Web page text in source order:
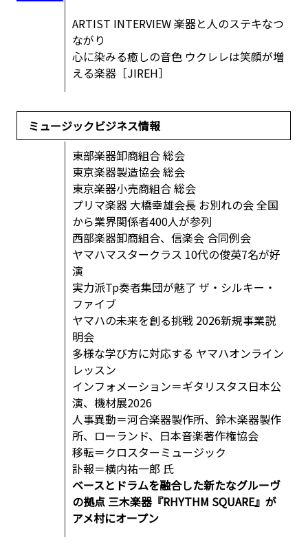
ARTIST INTERVIEW 楽器と人のステキなつ
ながり
心に染みる癒しの音色 ウクレレは笑顔が増
える楽器［JIREH］
ミュージックビジネス情報
東部楽器卸商組合 総会
東京楽器製造協会 総会
東京楽器小売商組合 総会
プリマ楽器 大橋幸雄会長 お別れの会 全国
から業界関係者400人が参列
西部楽器卸商組合、信楽会 合同例会
ヤマハマスタークラス 10代の俊英7名が好
演
実力派Tp奏者集団が魅了 ザ・シルキー・
ファイブ
ヤマハの未来を創る挑戦 2026新規事業説
明会
多様な学び方に対応する ヤマハオンライン
レッスン
インフォメーション＝ギタリスタス日本公
演、機材展2026
人事異動＝河合楽器製作所、鈴木楽器製作
所、ローランド、日本音楽著作権協会
移転＝クロスターミュージック
訃報＝横内祐一郎 氏
ベースとドラムを融合した新たなグルーヴ
の拠点 三木楽器『RHYTHM SQUARE』が
アメ村にオープン